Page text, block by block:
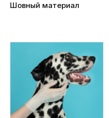
Шовный материал